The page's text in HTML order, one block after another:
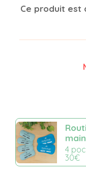
Ce produit est
main
4
30€